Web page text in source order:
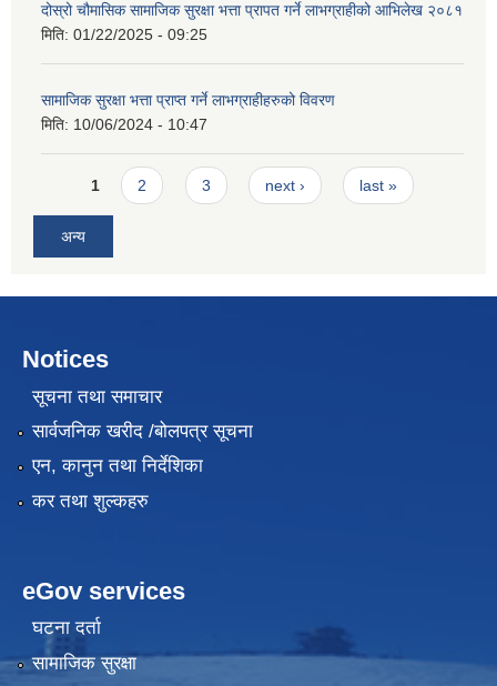
दोस्रो चौमासिक सामाजिक सुरक्षा भत्ता प्रापत गर्ने लाभग्राहीको आभिलेख २०८१
मिति: 01/22/2025 - 09:25
सामाजिक सुरक्षा भत्ता प्राप्त गर्ने लाभग्राहीहरुको विवरण
मिति: 10/06/2024 - 10:47
Pages
1 2 3 next › last »
अन्य
Notices
सूचना तथा समाचार
सार्वजनिक खरीद /बोलपत्र सूचना
एन, कानुन तथा निर्देशिका
कर तथा शुल्कहरु
eGov services
घटना दर्ता
सामाजिक सुरक्षा